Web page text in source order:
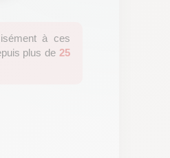
à ces
plus de 25